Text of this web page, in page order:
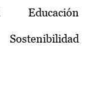
Educación
Sostenibilidad